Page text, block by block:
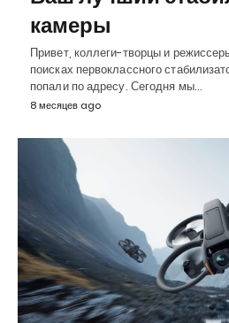
камеры
Привет, коллеги-творцы и
поисках первоклассного
попали по адресу. Сегодня мы…
8 месяцев ago